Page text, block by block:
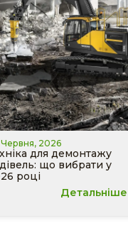
2026
для демонтажу
що вибрати у
році
Детальніше